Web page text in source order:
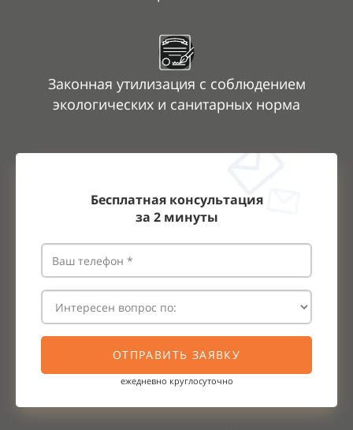
Законная утилизация с соблюдением
экологических и санитарных норма
Бесплатная консультация
за 2 минуты
ОТПРАВИТЬ ЗАЯВКУ
ежедневно круглосуточно